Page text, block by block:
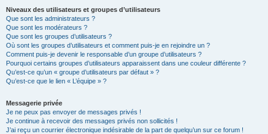
Niveaux des utilisateurs et groupes d’utilisateurs
Que sont les administrateurs ?
Que sont les modérateurs ?
Que sont les groupes d’utilisateurs ?
Où sont les groupes d’utilisateurs et comment puis-je en rejoindre un ?
Comment puis-je devenir le responsable d’un groupe d’utilisateurs ?
Pourquoi certains groupes d’utilisateurs apparaissent dans une couleur différente ?
Qu’est-ce qu’un « groupe d’utilisateurs par défaut » ?
Qu’est-ce que le lien « L’équipe » ?
Messagerie privée
Je ne peux pas envoyer de messages privés !
Je continue à recevoir des messages privés non sollicités !
J’ai reçu un courrier électronique indésirable de la part de quelqu’un sur ce forum !